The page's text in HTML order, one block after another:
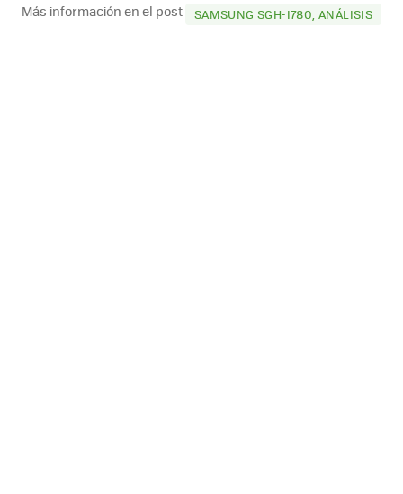
Más información en el post SAMSUNG SGH-I780, ANÁLISIS